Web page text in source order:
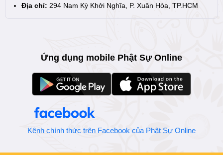
Địa chỉ: 294 Nam Kỳ Khởi Nghĩa, P. Xuân Hòa, TP.HCM
Ứng dụng mobile Phật Sự Online
Kênh chính thức trên Facebook của Phật Sự Online